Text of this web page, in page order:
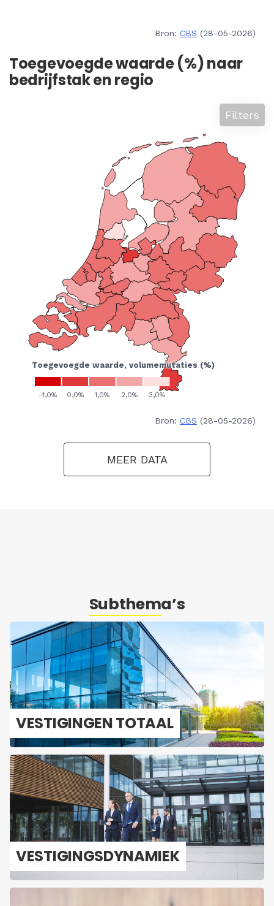
Bron: CBS (28-05-2026)
Toegevoegde waarde (%) naar
bedrijfstak en regio
Filters
Bron: CBS (28-05-2026)
MEER DATA
Subthema’s
VES­TI­GIN­GEN TO­TAAL
VES­TI­GINGS­DY­NA­MIEK